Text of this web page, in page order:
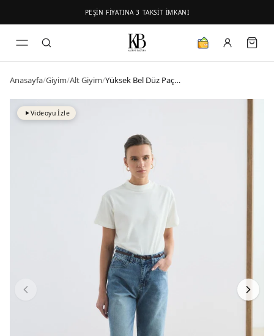
PEŞİN FİYATINA 3 TAKSİT İMKANI
Anasayfa/Giyim/Alt Giyim/ Yüksek Bel Düz Paça Kot Pantolon Açık Mavi
Videoyu İzle